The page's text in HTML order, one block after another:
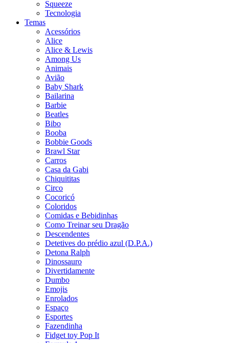
Squeeze
Tecnologia
Temas
Acessórios
Alice
Alice & Lewis
Among Us
Animais
Avião
Baby Shark
Bailarina
Barbie
Beatles
Bibo
Booba
Bobbie Goods
Brawl Star
Carros
Casa da Gabi
Chiquititas
Circo
Cocoricó
Coloridos
Comidas e Bebidinhas
Como Treinar seu Dragão
Descendentes
Detetives do prédio azul (D.P.A.)
Detona Ralph
Dinossauro
Divertidamente
Dumbo
Emojis
Enrolados
Espaço
Esportes
Fazendinha
Fidget toy Pop It